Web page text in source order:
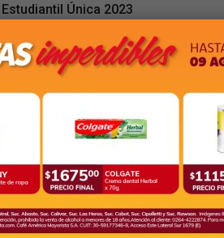
Estudiantil Única 2023
Educación descontará hasta 6
días de sueldo a docentes...
Mar 6, 2023 68